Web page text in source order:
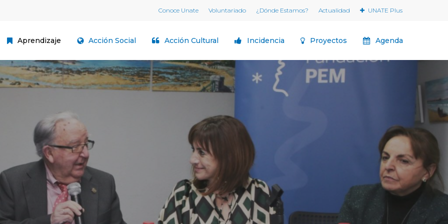
Conoce Unate Voluntariado ¿Dónde Estamos? Actualidad UNATE Plus
Aprendizaje Acción Social Acción Cultural Incidencia Proyectos Agenda